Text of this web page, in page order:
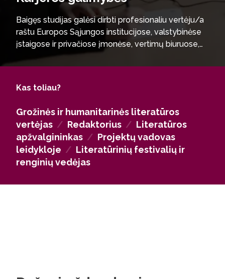
Baigęs studijas galėsi dirbti profesionaliu vertėju/a
raštu Europos Sąjungos institucijose, valstybinėse
įstaigose ir privačiose įmonėse, vertimų biuruose,
koordinuoti tarptautinius projektus, dirbti
pedagoginį ir mokslinį darbą aukštosiose
Kas toliau?
Grožinės ir humanitarinės literatūros
vertėjas / Redaktorius / Literatūros
apžvalgininkas / Projektų vadovas
leidykloje / Literatūrinių festivalių ir
renginių vedėjas